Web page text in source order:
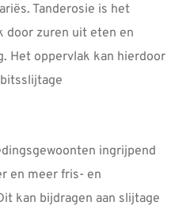
Tanderosie is het
door zuren uit eten en
Het oppervlak kan hierdoor
ingrijpend
en meer fris- en
kan bijdragen aan slijtage